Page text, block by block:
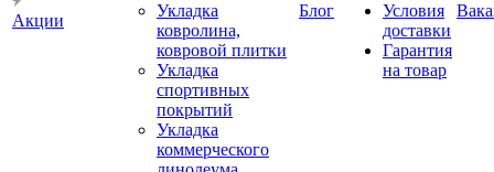
Акции
Укладка
ковролина,
ковровой плитки
Укладка
спортивных
покрытий
Укладка
коммерческого
Блог
Условия
доставки
Гарантия
на товар